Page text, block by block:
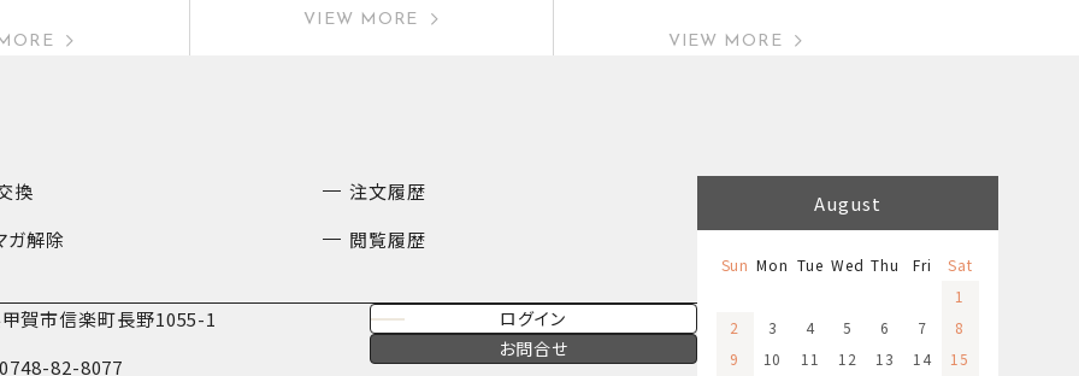
VIEW MORE
VIEW MORE
換
注文履歴
ガ解除
閲覧履歴
賀市信楽町長野1055-1
0748-82-8077
ログイン
お問合せ
August
Sun Mon Tue Wed Thu Fri
Sat
1
2
3 4 5 6 7
8
9
10 11 12 13 14 15